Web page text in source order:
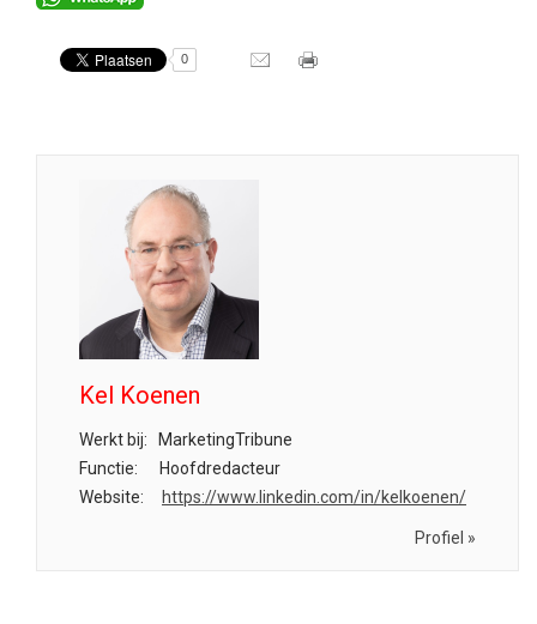
0
Kel Koenen
Werkt bij:
MarketingTribune
Functie:
Hoofdredacteur
Website:
https://www.linkedin.com/in/kelkoenen/
Profiel »